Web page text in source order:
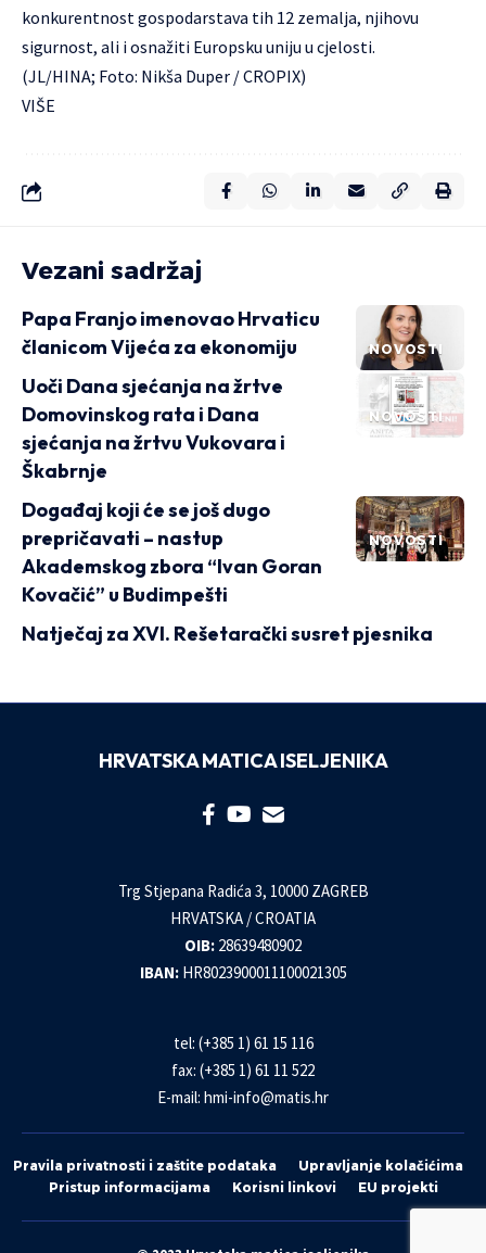
konkurentnost gospodarstava tih 12 zemalja, njihovu
sigurnost, ali i osnažiti Europsku uniju u cjelosti.
(JL/HINA; Foto: Nikša Duper / CROPIX)
VIŠE
Vezani sadržaj
NOVOSTI
Papa Franjo imenovao Hrvaticu
članicom Vijeća za ekonomiju
NOVOSTI
Uoči Dana sjećanja na žrtve
Domovinskog rata i Dana
sjećanja na žrtvu Vukovara i
Škabrnje
NOVOSTI
Događaj koji će se još dugo
prepričavati – nastup
Akademskog zbora “Ivan Goran
Kovačić” u Budimpešti
Natječaj za XVI. Rešetarački susret pjesnika
HRVATSKA MATICA ISELJENIKA
Trg Stjepana Radića 3, 10000 ZAGREB
HRVATSKA / CROATIA
OIB: 28639480902
IBAN: HR8023900011100021305
tel: (+385 1) 61 15 116
fax: (+385 1) 61 11 522
E-mail: hmi-info@matis.hr
Pravila privatnosti i zaštite podataka
Upravljanje kolačićima
Pristup informacijama
Korisni linkovi EU projekti